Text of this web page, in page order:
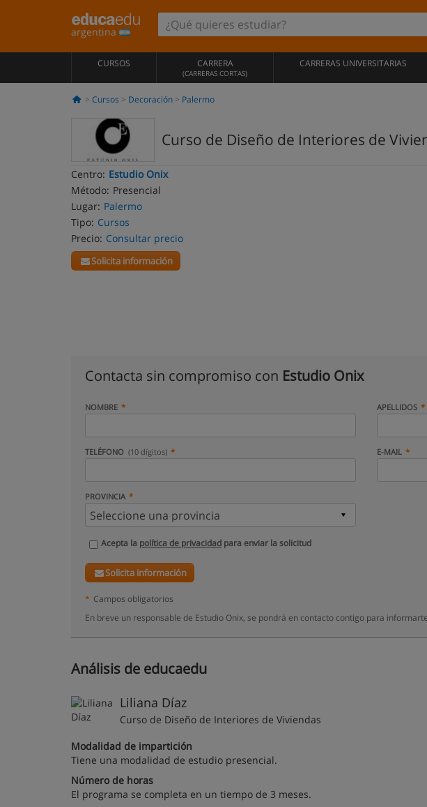
argentina
CURSOS CARRERA
(CARRERAS CORTAS)
CARRERAS UNIVERSITARIAS
Cursos Decoración Palermo
Curso de Diseño de Interiores de
Centro: Estudio Onix
Método: Presencial
Lugar: Palermo
Tipo: Cursos
Precio: Consultar precio
Solicita información
Contacta sin compromiso con Estudio Onix
NOMBRE APELLIDOS
TELÉFONO (10 dígitos) E-MAIL
PROVINCIA
Acepta la política de privacidad para enviar la solicitud
Solicita información
* Campos obligatorios
En breve un responsable de Estudio Onix, se pondrá en contacto contigo para informarte
Análisis de educaedu
Liliana Díaz
Curso de Diseño de Interiores de Viviendas
Modalidad de impartición
Tiene una modalidad de estudio presencial.
Número de horas
El programa se completa en un tiempo de 3 meses.